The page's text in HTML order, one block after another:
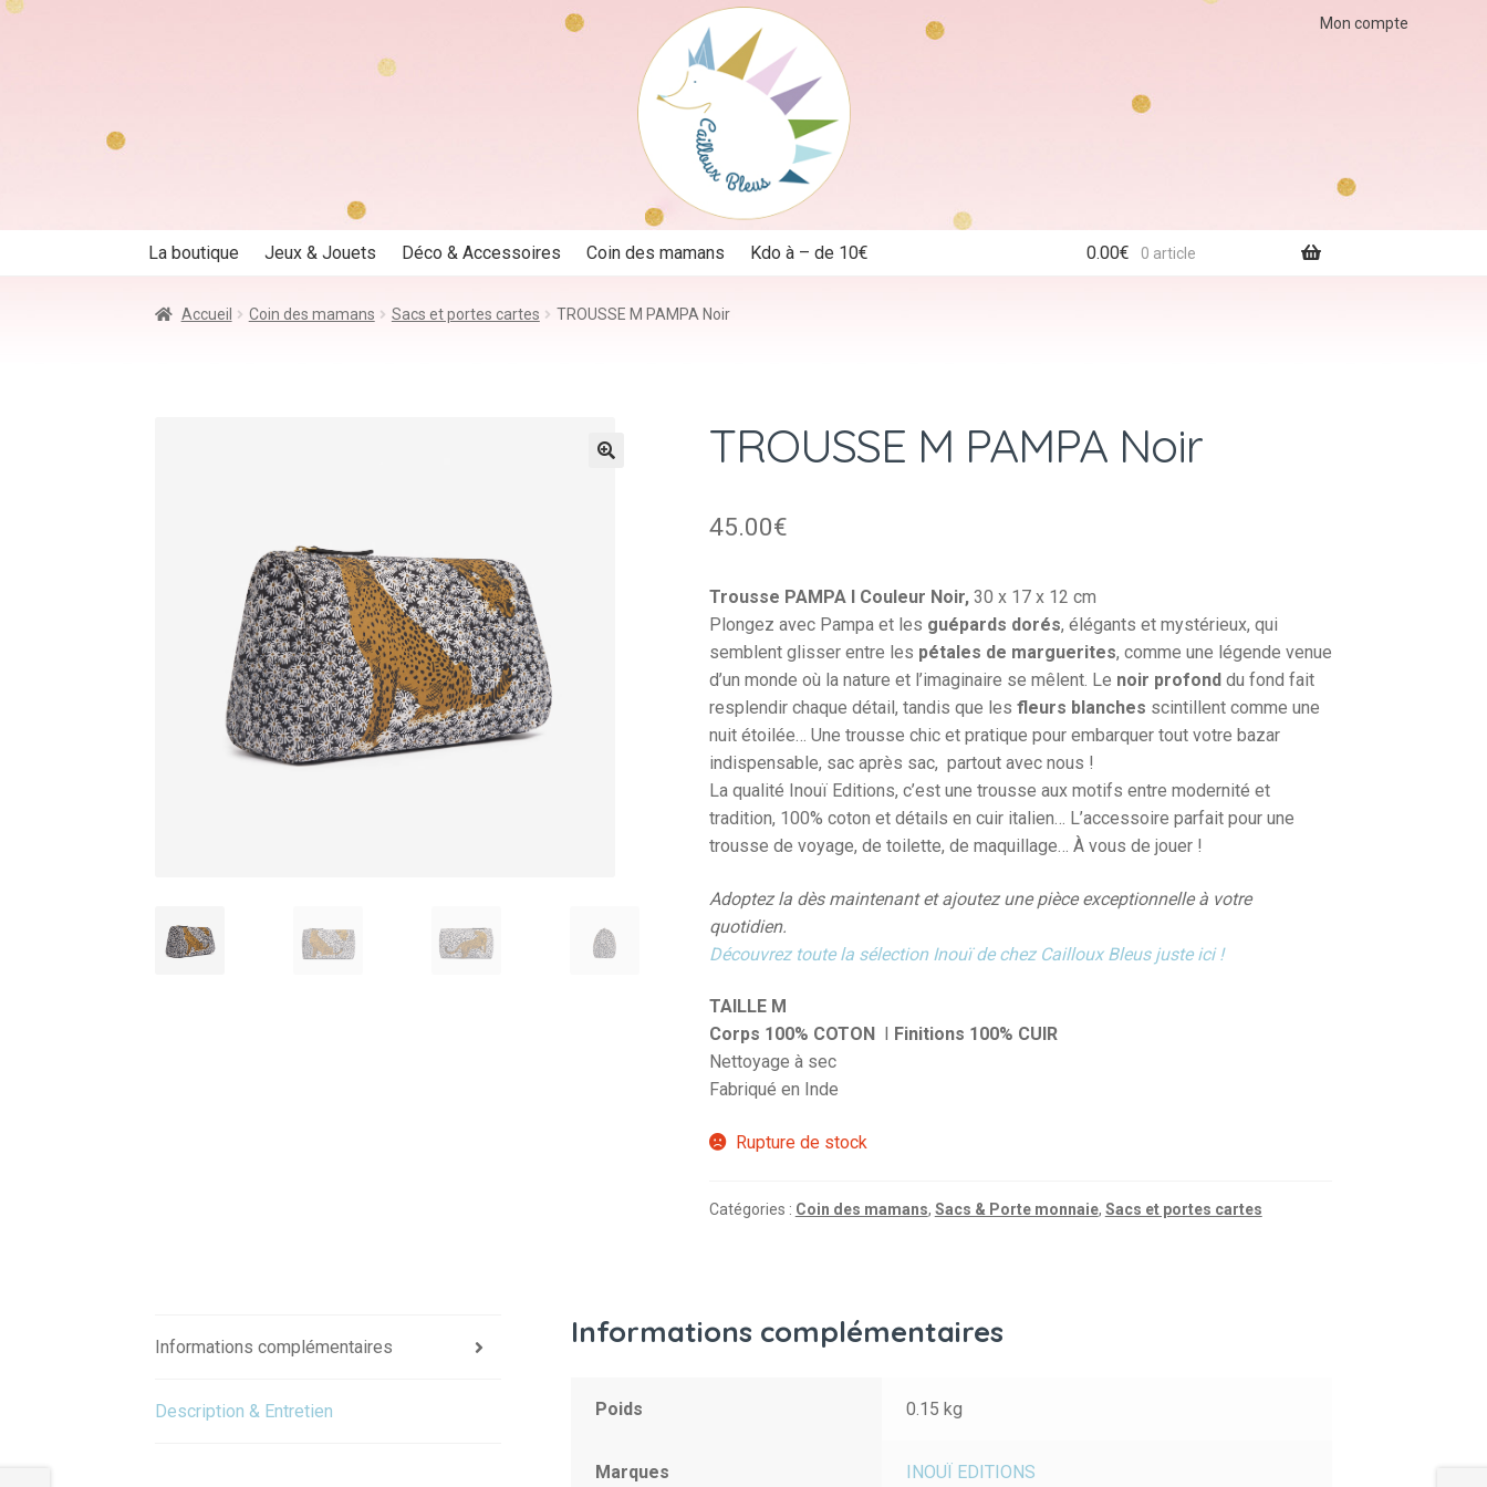
Mon compte
La boutique Jeux & Jouets Déco & Accessoires Coin des mamans Kdo à – de 10€ 0.00€ 0 article
Accueil Coin des mamans Sacs et portes cartes TROUSSE M PAMPA Noir
TROUSSE M PAMPA Noir
45.00€
Trousse PAMPA I Couleur Noir, 30 x 17 x 12 cm
Plongez avec Pampa et les guépards dorés, élégants et mystérieux, qui
semblent glisser entre les pétales de marguerites, comme une légende venue
d’un monde où la nature et l’imaginaire se mêlent. Le noir profonddu fond fait
resplendir chaque détail, tandis que les fleurs blanches scintillent comme une
nuit étoilée… Une trousse chic et pratique pour embarquer tout votre bazar
indispensable, sac après sac, partout avec nous !
La qualité Inouï Editions, c’est une trousse aux motifs entre modernité et
tradition, 100% coton et détails en cuir italien… L’accessoire parfait pour une
trousse de voyage, de toilette, de maquillage… À vous de jouer !
Adoptez la dès maintenant et ajoutez une pièce exceptionnelle à votre
quotidien.
Découvrez toute la sélection Inouï de chez Cailloux Bleus juste ici !
TAILLE M
Corps 100% COTON
Finitions 100% CUIR
Nettoyage à sec
Fabriqué en Inde
Rupture de stock
Catégories : Coin des mamans, Sacs & Porte monnaie, Sacs et portes cartes
Informations complémentaires
Description & Entretien
Informations complémentaires
Poids 0.15 kg
Marques INOUÏ EDITIONS